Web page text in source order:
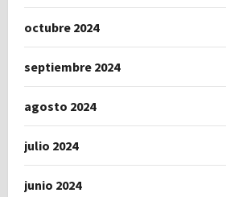
octubre 2024
septiembre 2024
agosto 2024
julio 2024
junio 2024